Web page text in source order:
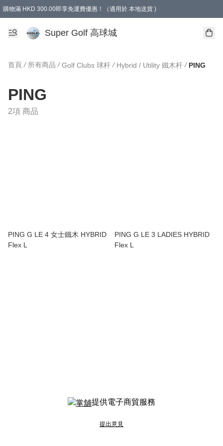
購物滿 HKD 300.00即享免運費優惠！（適用於 本地送貨 )
Super Golf 高球城
首頁 / 所有商品 / Golf Clubs 球杆 / Hybrid / Utility 鐵木杆 / PING
PING
2項 商品
PING G LE 4 女士鐵木 HYBRID
Flex L
PING G LE 3 LADIES HYBRID
Flex L
提供電子商貿服務
提出意見